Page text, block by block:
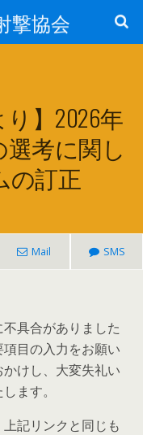
撃協会
り】2026年
考に関し
の訂正
Mail SMS
具合がありました
目の入力をお願い
けし、大変失礼い
ます。
記リンクと同じも